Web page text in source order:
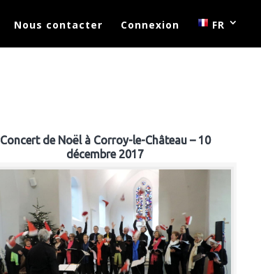
Nous contacter Connexion FR
Concert de Noël à Corroy-le-Château – 10
décembre 2017